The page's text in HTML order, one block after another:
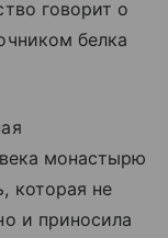
говорит о
белка
монастырю
которая не
и приносила